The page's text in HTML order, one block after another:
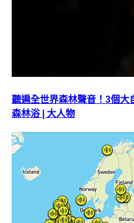
聽遍全世界森林聲音！3個大
森林浴 | 大人物